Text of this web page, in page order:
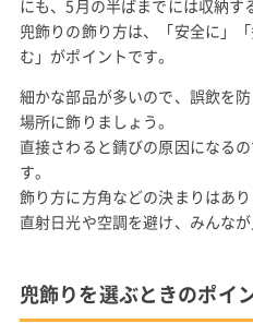
にも、5月の半ばまでには収納す
兜飾りの飾り方は、「安全に」
む」がポイントです。
細かな部品が多いので、誤飲を
場所に飾りましょう。
直接さわると錆びの原因になる
す。
飾り方に方角などの決まりはあり
直射日光や空調を避け、みんな
兜飾りを選ぶときのポイ